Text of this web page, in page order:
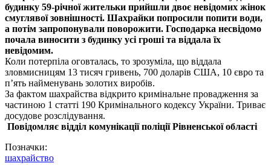
будинку 59-річної жительки прийшли двоє невідомих жінок
смуглявої зовнішності. Шахрайки попросили попити води,
а потім запропонували поворожити. Господарка несвідомо
почала виносити з будинку усі гроші та віддала їх
невідомим.
Коли потерпіла оговталась, то зрозуміла, що віддала
зловмисницям 13 тисяч гривень, 700 доларів США, 10 євро та
п’ять найменувань золотих виробів.
За фактом шахрайства відкрито кримінальне провадження за
частиною 1 статті 190 Кримінального кодексу України. Триває
досудове розслідування.
Повідомляє відділ комунікації поліціїРівненської області
Позначки:
шахрайство